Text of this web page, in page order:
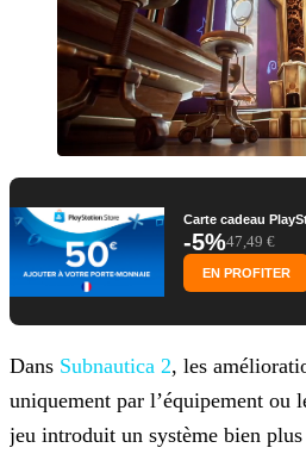
Carte cadeau
-5%47,49 €
EN PROFITER
Dans Subnautica 2, les
uniquement par l’équipement ou
jeu introduit un système bien